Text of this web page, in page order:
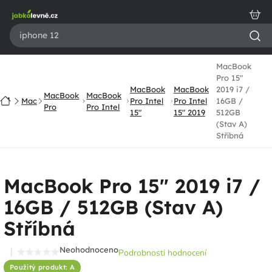
obsah
DomůMac
MacBook
Pro
MacBook
Pro Intel
MacBook
Pro Intel
15"
MacBook
Pro Intel
15" 2019
MacBook
Pro 15"
2019 i7 /
16GB /
512GB
(Stav A)
Stříbná
MacBook Pro 15" 2019 i7 /
16GB / 512GB (Stav A)
Stříbná
Použitý produkt: A
Průměrné
NeohodnocenoPodrobnosti hodnocení